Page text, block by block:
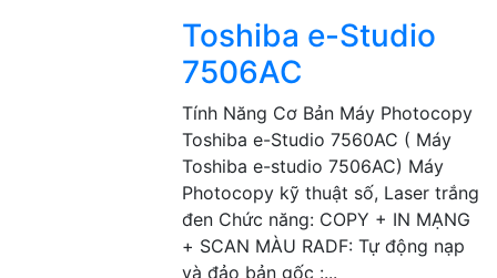
Toshiba e-Studio
7506AC
Tính Năng Cơ Bản Máy Photocopy
Toshiba e-Studio 7560AC ( Máy
Toshiba e-studio 7506AC) Máy
Photocopy kỹ thuật số, Laser trắng
đen Chức năng: COPY + IN MẠNG
+ SCAN MÀU RADF: Tự động nạp
và đảo bản gốc :...